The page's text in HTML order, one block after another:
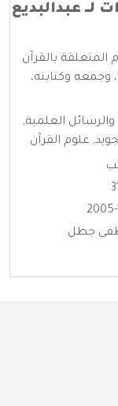
لــ عبدالبديع
المتعلقة بالقرآن
وجمعه وكتابته،
العلمية,
, علوم القرآن
جطل